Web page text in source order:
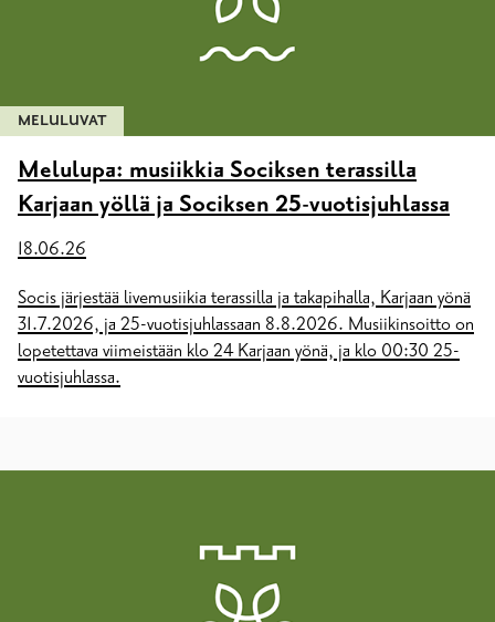
MELULUVAT
Melulupa: musiikkia Sociksen terassilla
Karjaan yöllä ja Sociksen 25-vuotisjuhlassa
18.06.26
Socis järjestää livemusiikia terassilla ja takapihalla, Karjaan yönä
31.7.2026, ja 25-vuotisjuhlassaan 8.8.2026. Musiikinsoitto on
lopetettava viimeistään klo 24 Karjaan yönä, ja klo 00:30 25-
vuotisjuhlassa.